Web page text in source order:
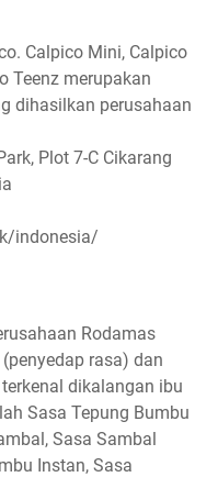
Calpico Mini, Calpico
Teenz merupakan
dihasilkan perusahaan
Plot 7-C Cikarang
indonesia/
Rodamas
rasa) dan
dikalangan ibu
Sasa Tepung Bumbu
Sasa Sambal
Instan, Sasa